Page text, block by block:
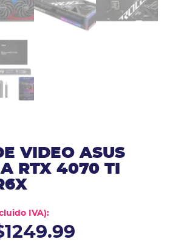
VIDEO ASUS
RTX 4070 TI
IVA):
1249.99